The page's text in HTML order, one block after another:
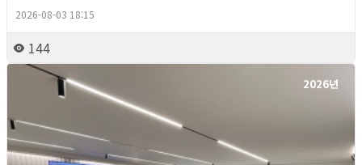
2026-08-03 18:15
144
2026년